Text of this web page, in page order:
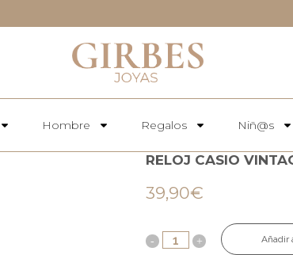
Hombre Regalos Niñ@s
RELOJ CASIO
39,90€
Añadir